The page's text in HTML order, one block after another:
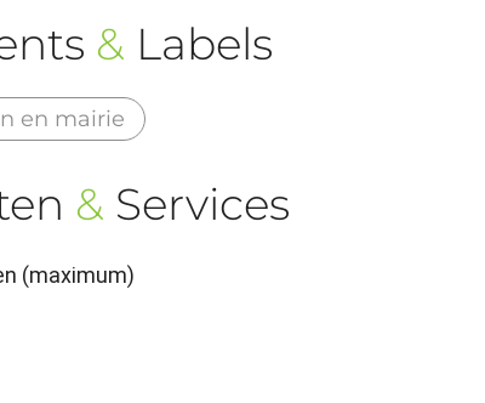
& Labels
en mairie
& Services
(maximum)